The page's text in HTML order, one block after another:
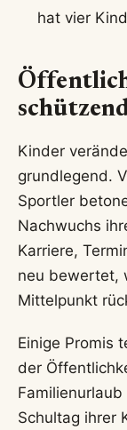
hat vier
Kinder
grundlegend.
Sportler
Nachwuchs
Karriere,
neu bewertet,
Mittelpunkt
Einige Promis
der
Schultag ihrer